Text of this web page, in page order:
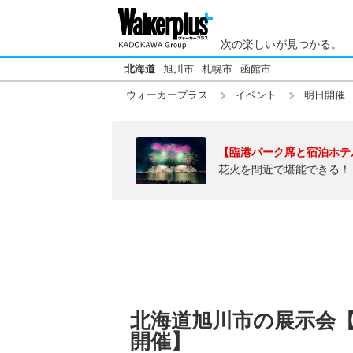
次の楽しいが見つかる。
北海道 旭川市 札幌市 函館市
ウォーカープラス イベント 明日開催
【臨港パーク席と宿泊ホ
花火を間近で堪能できる
北海道旭川市の展示会
開催】